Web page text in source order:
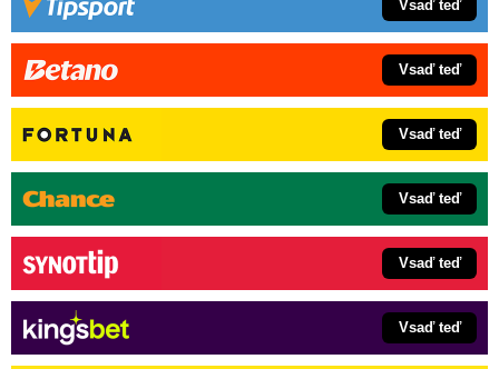
Vsaď teď
Vsaď teď
Vsaď teď
Vsaď teď
Vsaď teď
Vsaď teď